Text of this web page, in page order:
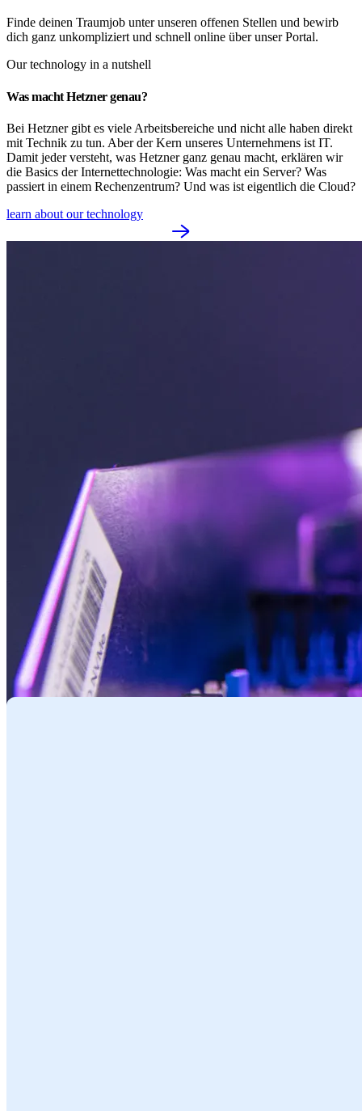
Finde deinen Traumjob unter unseren offenen Stellen und bewirb
dich ganz unkompliziert und schnell online über unser Portal.
Our technology in a nutshell
Was macht Hetzner genau?
Bei Hetzner gibt es viele Arbeitsbereiche und nicht alle haben direkt
mit Technik zu tun. Aber der Kern unseres Unternehmens ist IT.
Damit jeder versteht, was Hetzner ganz genau macht, erklären wir
die Basics der Internettechnologie: Was macht ein Server? Was
passiert in einem Rechenzentrum? Und was ist eigentlich die Cloud?
learn about our technology